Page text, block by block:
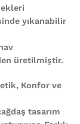
yıkanabilir
üretilmiştir.
Konfor ve
tasarım